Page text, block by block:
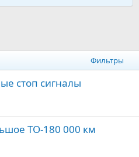
Фильтры
стоп сигналы
ТО-180 000 км